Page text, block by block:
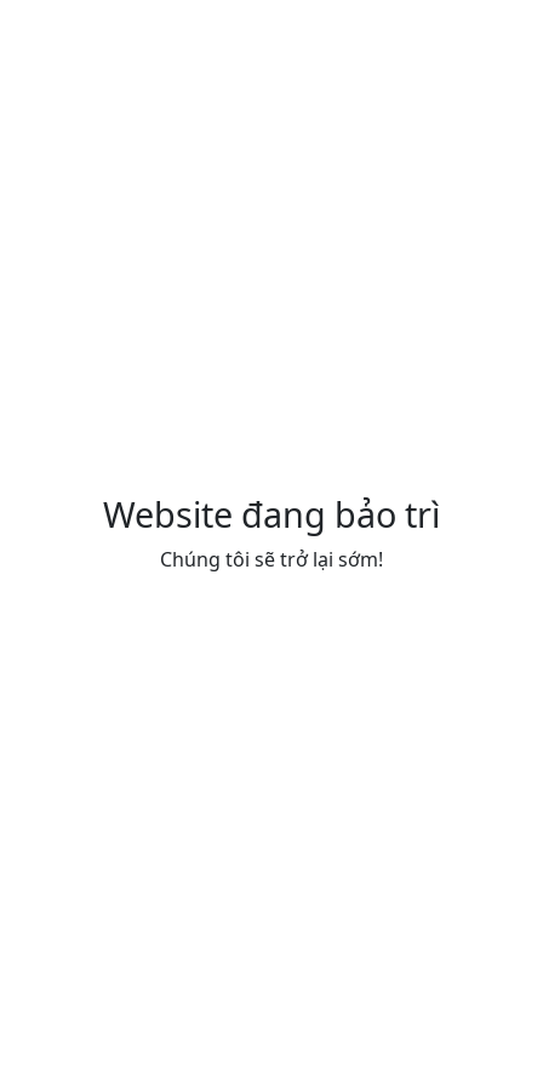
Website đang bảo trì
Chúng tôi sẽ trở lại sớm!